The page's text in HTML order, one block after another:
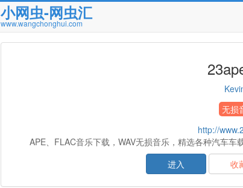
小网虫-网虫汇
www.wangchonghui.com
无损
http://
APE、FLAC音乐下载，WAV无损音乐，精选各种汽车
进入
收